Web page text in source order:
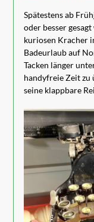
Spätestens ab
oder besser
kuriosen Kracher
Badeurlaub auf
Tacken länger
handyfreie Zeit zu
seine klappbare